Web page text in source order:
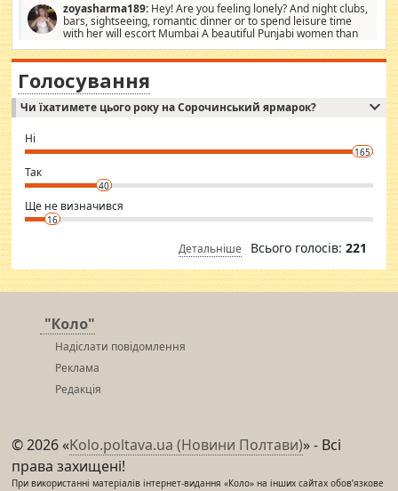
витрат, а тільки узгоджених сум і нічого іншого. Не чекайте і не
коментуйте цей пост. Введіть суму, яку ви хочете подати, і ми
зв'яжемося з вами з усіма варіантами. зв'яжіться з нами
сьогодні на garciajsacramento@gmail.com Вам потрібні термінові
гроші? Ми можемо допомогти!
zoyasharma189: Hey! Are you feeling lonely? And night clubs,
bars, sightseeing, romantic dinner or to spend leisure time
with her will escort Mumbai A beautiful Punjabi women than
sexy escort companion in arms that you guys feel like 5 star luxury
hotel had to spend the night in their search for loved solitaire free
woman "Love Solitaire" beautiful figure and shapely body shapes.
Independent escort in Mumbai, truthful, friendly and cheerful girl.
WhatsApp via an easily can see the latest pictures of her body and the
want to meet new people. Sakshi Mirchandani health and figure
conscious in order to keep yourself fit and regularly go to the health
club.
⇒ sakshimirchandani.com
Голосування
Чи їхатимете цього року на Сорочинський ярмарок?
Ні
165
Так
40
Ще не визначився
16
Детальніше Всього голосів: 221
"Коло"
Надіслати повідомлення
Реклама
Редакція
© 2026 «Kolo.poltava.ua (Новини Полтави)» - Всі
права захищені!
При використанні матеріалів інтернет-видання «Коло» на інших сайтах обов’язкове